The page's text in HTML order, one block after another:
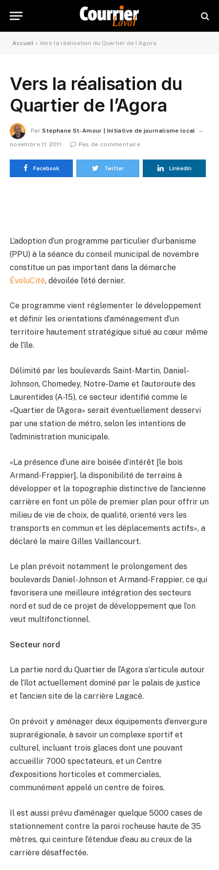
Accueil » Vers la réalisation du Quartier de l’Agora
Vers la réalisation du
Quartier de l’Agora
Par Stephane St-Amour | Initiative de journalisme local
novembre 11, 2011
Pas de commentaire
Facebook Twitter LinkedIn
L’adoption d’un programme particulier d’urbanisme
(PPU) à la séance du conseil municipal de novembre
constitue un pas important dans la démarche
ÉvoluCité, dévoilée l’été dernier.
Ce programme vient réglementer le développement
et définir les orientations d’aménagement d’un
territoire hautement stratégique situé au cœur même
de l’île.
Délimité par les boulevards Saint-Martin, Daniel-
Johnson, Chomedey, Notre-Dame et l’autoroute des
Laurentides (A-15), ce secteur identifié comme le
«Quartier de l’Agora» serait éventuellement desservi
par une station de métro, selon les intentions de
l’administration municipale.
«La présence d’une aire boisée d’intérêt [le bois
Armand-Frappier], la disponibilité de terrains à
développer et la topographie distinctive de l’ancienne
carrière en font un pôle de premier plan pour offrir un
milieu de vie de choix, de qualité, orienté vers les
transports en commun et les déplacements actifs», a
déclaré le maire Gilles Vaillancourt.
Le plan prévoit notamment le prolongement des
boulevards Daniel-Johnson et Armand-Frappier, ce qui
favorisera une meilleure intégration des secteurs
nord et sud de ce projet de développement que l’on
veut multifonctionnel.
Secteur nord
La partie nord du Quartier de l’Agora s’articule autour
de l’îlot actuellement dominé par le palais de justice
et l’ancien site de la carrière Lagacé.
On prévoit y aménager deux équipements d’envergure
suprarégionale, à savoir un complexe sportif et
culturel, incluant trois glaces dont une pouvant
accueillir 7000 spectateurs, et un Centre
d’expositions horticoles et commerciales,
communément appelé un centre de foires.
Il est aussi prévu d’aménager quelque 5000 cases de
stationnement contre la paroi rocheuse haute de 35
mètres, qui ceinture l’étendue d’eau au creux de la
carrière désaffectée.